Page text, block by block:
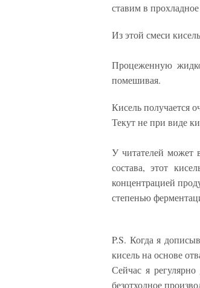
ставим в
Из этой смеси
Процеженную
помешивая.
Кисель получается
Текут не при виде
У читателей может
состава, этот
концентрацией
степенью
P.S. Когда я
кисель на основе
Сейчас я
безотходное